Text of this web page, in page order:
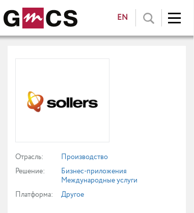
EN
Отрасль:
Производство
Решение:
Бизнес-приложения
Международные услуги
Платформа:
Другое